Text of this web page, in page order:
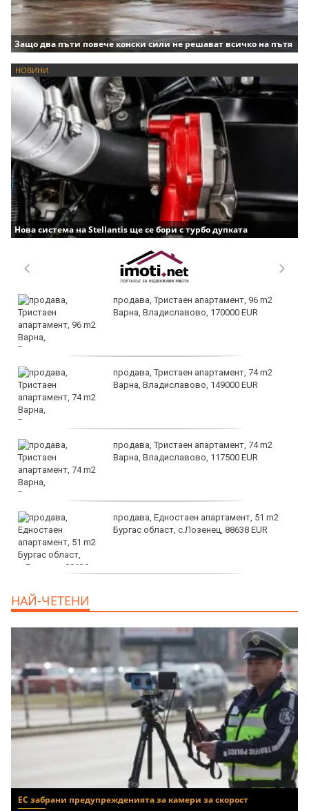
Защо два пъти повече конски сили не решават всичко на пътя
НОВИНИ
Нова система на Stellantis ще се бори с турбо дупката
продава, Тристаен апартамент, 96 m2
Варна, Владиславово, 170000 EUR
продава, Тристаен апартамент, 74 m2
Варна, Владиславово, 149000 EUR
продава, Тристаен апартамент, 74 m2
Варна, Владиславово, 117500 EUR
продава, Едностаен апартамент, 51 m2
Бургас област, с.Лозенец, 88638 EUR
EUR
НАЙ-ЧЕТЕНИ
ЕС забрани предупрежденията за камери за скорост